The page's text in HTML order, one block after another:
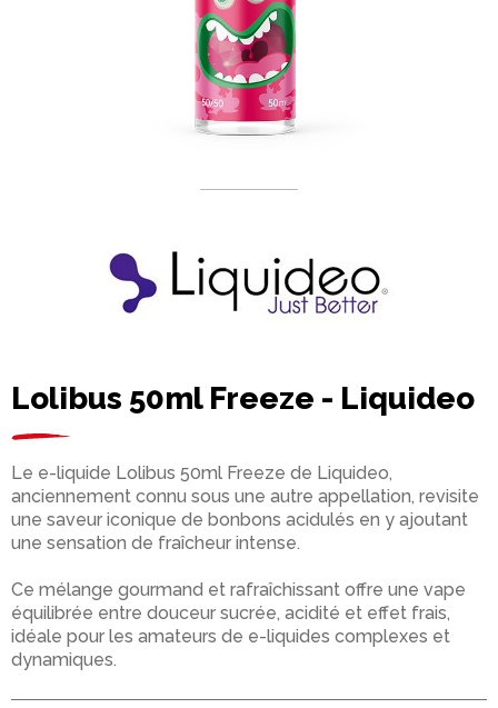
Lolibus 50ml Freeze - Liquideo
Le e-liquide Lolibus 50ml Freeze de Liquideo,
anciennement connu sous une autre appellation, revisite
une saveur iconique de bonbons acidulés en y ajoutant
une sensation de fraîcheur intense.
Ce mélange gourmand et rafraîchissant offre une vape
équilibrée entre douceur sucrée, acidité et effet frais,
idéale pour les amateurs de e-liquides complexes et
dynamiques.